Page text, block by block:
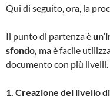
Qui di seguito, ora, la
Il punto di partenza è
sfondo, ma è facile
documento con più
1. Creazione del livello